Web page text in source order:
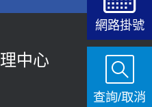
中心
網路掛號
查詢/取消